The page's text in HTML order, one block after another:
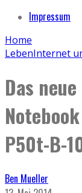
Impressum
Home
LebenInternet
Das
P50t-B-
Ben Mueller